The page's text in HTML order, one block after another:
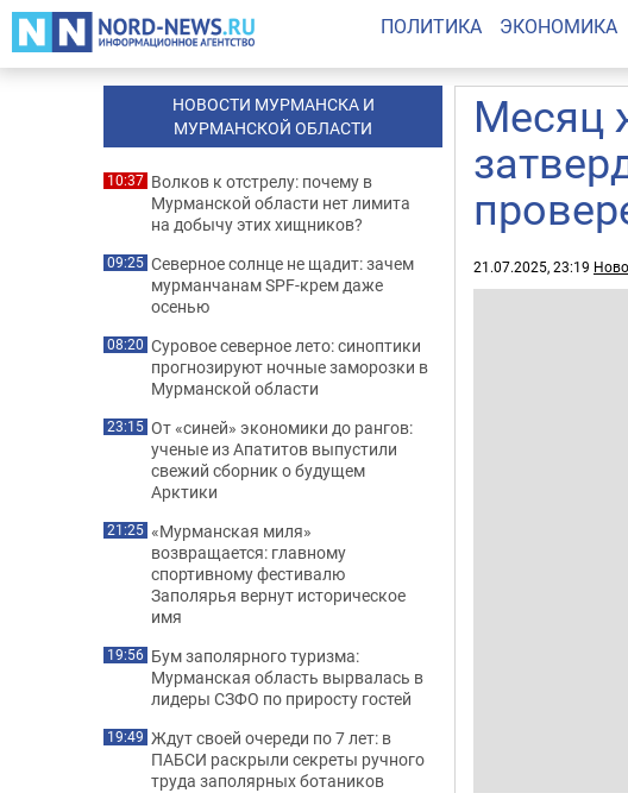
ПОЛИТИКА ЭКОНОМИКА
Месяц
21.07.2025, 23:19
НОВОСТИ МУРМАНСКА И
МУРМАНСКОЙ ОБЛАСТИ
10:37 Волков к отстрелу: почему в
Мурманской области нет лимита
на добычу этих хищников?
09:25 Северное солнце не щадит: зачем
мурманчанам SPF-крем даже
осенью
08:20 Суровое северное лето: синоптики
прогнозируют ночные заморозки в
Мурманской области
23:15 От «синей» экономики до рангов:
ученые из Апатитов выпустили
свежий сборник о будущем
Арктики
21:25 «Мурманская миля»
возвращается: главному
спортивному фестивалю
Заполярья вернут историческое
имя
19:56 Бум заполярного туризма:
Мурманская область вырвалась в
лидеры СЗФО по приросту гостей
19:49 Ждут своей очереди по 7 лет: в
ПАБСИ раскрыли секреты ручного
труда заполярных ботаников